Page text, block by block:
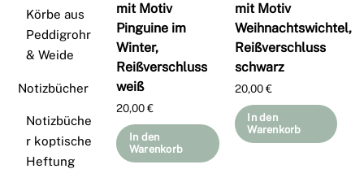
mit Motiv
Pinguine im
Winter,
Reißverschluss
weiß
20,00€
In den
Warenkorb
mit Motiv
Weihnachtswichtel,
Reißverschluss
schwarz
20,00€
In den
Warenkorb
Körbe aus
Peddigrohr
& Weide
Notizbücher
Notizbüche
r koptische
Heftung